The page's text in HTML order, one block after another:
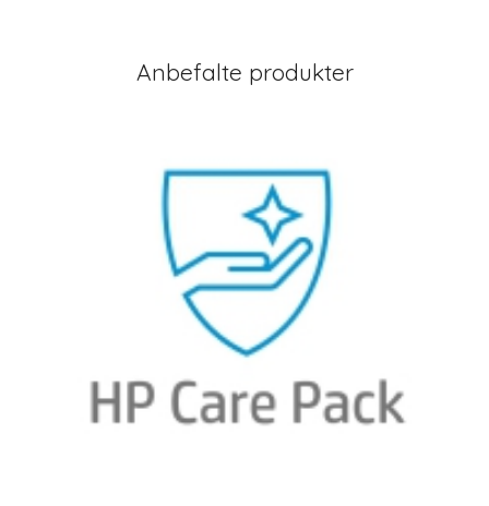
Anbefalte produkter